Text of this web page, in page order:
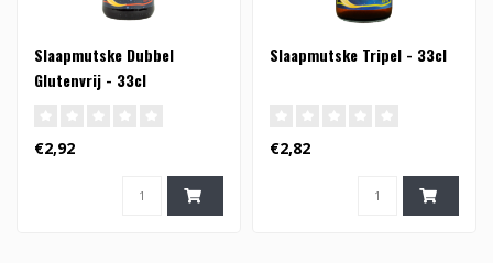
Slaapmutske Dubbel
Glutenvrij - 33cl
€2,92
Slaapmutske Tripel - 33cl
€2,82